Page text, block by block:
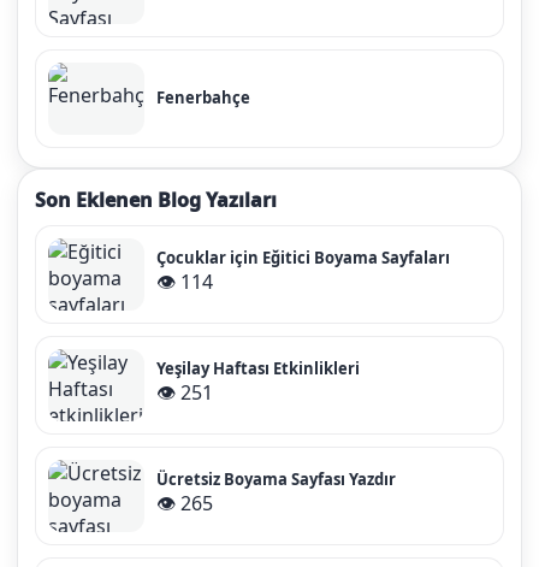
Fenerbahçe
Son Eklenen Blog Yazıları
Çocuklar için Eğitici Boyama Sayfaları
👁️ 114
Yeşilay Haftası Etkinlikleri
👁️ 251
Ücretsiz Boyama Sayfası Yazdır
👁️ 265